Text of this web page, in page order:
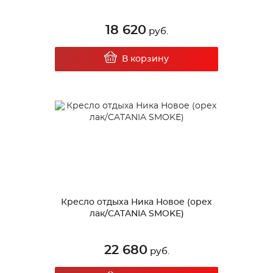
18 620руб.
В корзину
Кресло отдыха Ника Новое (орех
лак/CATANIA SMOKE)
22 680руб.